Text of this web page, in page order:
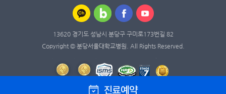
진료예약
13620 경기도 성남시 분당구 구미로173번길 82
Copyright © 분당서울대학교병원. All Rights Reserved.